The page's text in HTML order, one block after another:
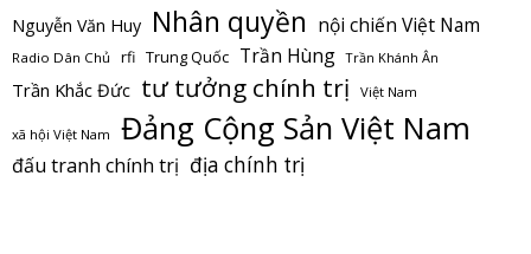
Nguyễn Văn Huy Nhân quyền nội chiến Việt Nam
Radio Dân Chủ rfi Trung Quốc Trần Hùng Trần Khánh Ân
Trần Khắc Đức tư tưởng chính trị Việt Nam
xã hội Việt Nam Đảng Cộng Sản Việt Nam
đấu tranh chính trị địa chính trị